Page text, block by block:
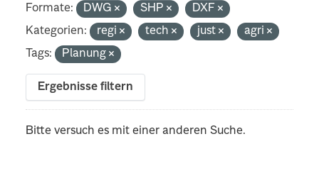
Formate: DWG SHP
DXF
Kategorien:
regi tech just
agri
Tags:
Planung
Ergebnisse filtern
Bitte versuch es mit einer anderen Suche.